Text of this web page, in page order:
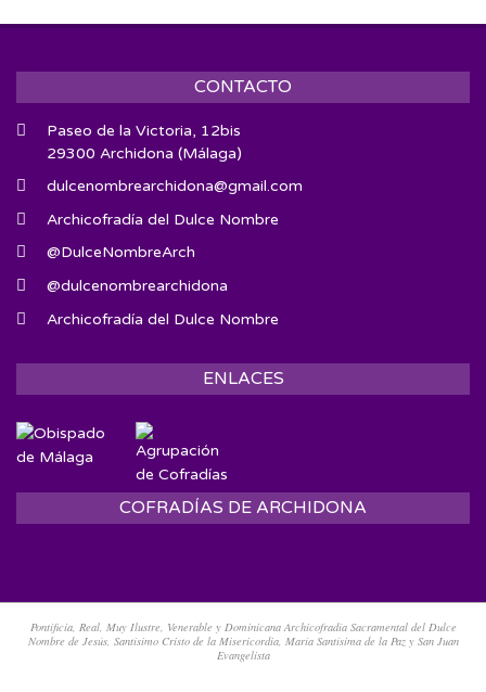
CONTACTO
Paseo de la Victoria, 12bis
29300 Archidona (Málaga)
dulcenombrearchidona@gmail.com
Archicofradía del Dulce Nombre
@DulceNombreArch
@dulcenombrearchidona
Archicofradía del Dulce Nombre
ENLACES
COFRADÍAS DE ARCHIDONA
Pontificia, Real, Muy Ilustre, Venerable y Dominicana Archicofradía Sacramental del Dulce
Nombre de Jesús, Santísimo Cristo de la Misericordia, María Santísima de la Paz y San Juan
Evangelista